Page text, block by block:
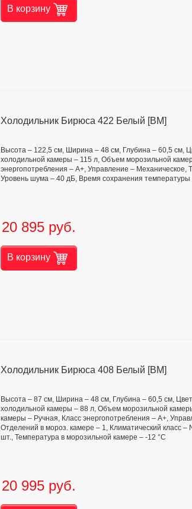
В корзину
Холодильник Бирюса 422 Белый [ВМ]
Высота – 122,5 см, Ширина – 48 см, Глубина – 60,5 см,
холодильной камеры – 115 л, Объем морозильной
энергопотребления – А+, Управление – Механическое,
Уровень шума – 40 дБ, Время сохранения температуры
20 895 руб.
В корзину
Холодильник Бирюса 408 Белый [ВМ]
Высота – 87 см, Ширина – 48 см, Глубина – 60,5 см,
холодильной камеры – 88 л, Объем морозильной
камеры – Ручная, Класс энергопотребления – А+,
Отделений в мороз. камере – 1, Климатический класс
шт., Температура в морозильной камере – -12 °C
20 995 руб.